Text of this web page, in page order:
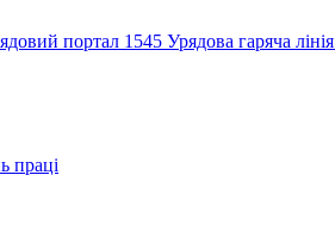
портал 1545 Урядова гаряча лінія
праці